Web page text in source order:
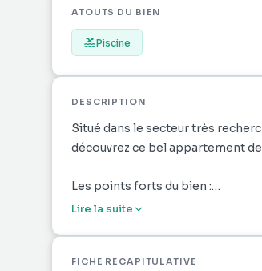
ATOUTS DU BIEN
Piscine
DESCRIPTION
Situé dans le secteur très
découvrez ce bel appartement
Les points forts du bien :
Espace de vie : Un séjour
Lire la suite
FICHE RÉCAPITULATIVE